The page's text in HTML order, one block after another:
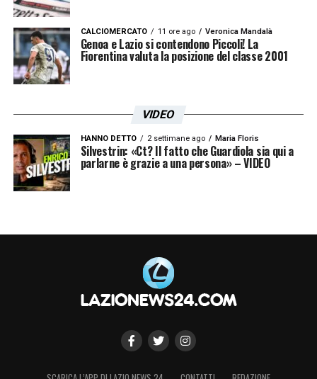
CALCIOMERCATO 11 ore ago Veronica Mandalà
Genoa e Lazio si contendono Piccoli! La
Fiorentina valuta la posizione del classe 2001
VIDEO
HANNO DETTO 2 settimane ago Maria Floris
Silvestrin: «Ct? Il fatto che Guardiola sia qui a
parlarne è grazie a una persona» – VIDEO